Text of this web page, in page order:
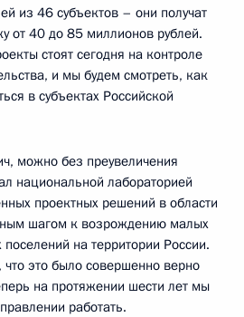
из 46 субъектов – они получат
от 40 до 85 миллионов рублей.
стоят сегодня на контроле
и мы будем смотреть, как
в субъектах Российской
можно без преувеличения
национальной лабораторией
проектных решений в области
шагом к возрождению малых
поселений на территории России.
это было совершенно верно
на протяжении шести лет мы
работать.